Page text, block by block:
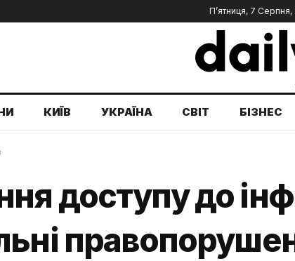
П’ятниця, 7 Серпня,
КИЇВ УКРАЇНА СВІТ БІЗНЕС
доступу до